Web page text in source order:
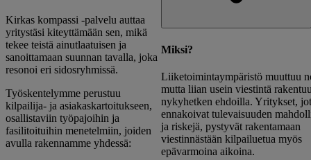
Kirkas kompassi -palvelu auttaa
yritystäsi kiteyttämään sen, mikä
tekee teistä ainutlaatuisen ja
sanoittamaan suunnan tavalla, joka
resonoi eri sidosryhmissä.
Työskentelymme perustuu
kilpailija- ja asiakaskartoitukseen,
osallistaviin työpajoihin ja
fasilitoituihin menetelmiin, joiden
avulla rakennamme yhdessä:
Miksi?
Liiketoimintaympäristö muuttuu
mutta liian usein viestintä
nykyhetken ehdoilla. Yritykset,
ennakoivat tulevaisuuden
ja riskejä, pystyvät rakentamaan
viestinnästään kilpailuetua myös
epävarmoina aikoina.